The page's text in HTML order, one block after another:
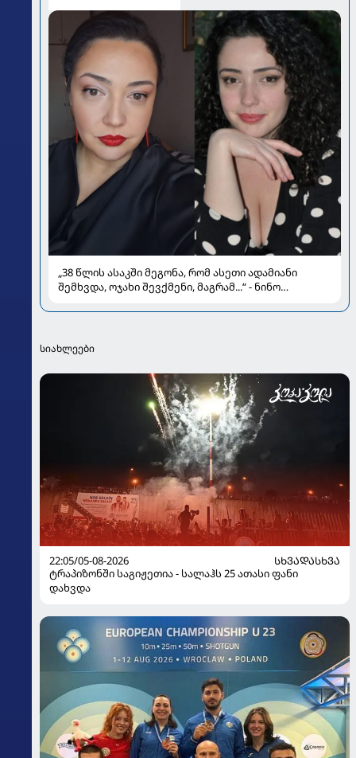
„38 წლის ასაკში მეგონა, რომ ასეთი ადამიანი
შემხვდა, ოჯახი შევქმენი, მაგრამ...“ - ნინო
სიახლეები
22:05/05-08-2026
ᲡᲮᲕᲐᲓᲐᲡᲮᲕᲐ
ტრაპიზონში საგიჟეთია - სალაჰს 25 ათასი ფანი
დახვდა